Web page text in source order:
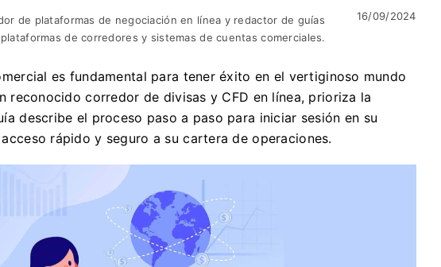
de plataformas de negociación en línea y redactor de guías
de corredores y sistemas de cuentas comerciales.
16/09/2024
es fundamental para tener éxito en el vertiginoso mundo
reconocido corredor de divisas y CFD en línea, prioriza la
describe el proceso paso a paso para iniciar sesión en su
rápido y seguro a su cartera de operaciones.